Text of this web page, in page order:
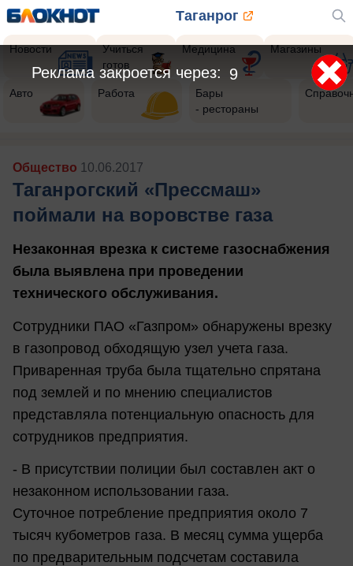
Таганрог
Новости
Учиться
готов
Медицина Магазины
Авто Работа
Бары
- рестораны
Общество 10.06.2017
Таганрогский «Прессмаш»
поймали на воровстве газа
Незаконная врезка к системе газоснабжения
была выявлена при проведении
технического обслуживания.
Сотрудники ПАО «Газпром» обнаружены врезку
в газопровод обходящую узел учета газа.
Приваренная труба была тщательно спрятана
под землей и по мнению специалистов
представляла потенциальную опасность для
сотрудников предприятия.
- В присутствии полиции был составлен акт о
незаконном использовании газа.
Суточное потребление предприятия около 7
тысяч кубометров газа. В месяц сумма ущерба
по предварительным подсчетам составила
6
Реклама закроется через: